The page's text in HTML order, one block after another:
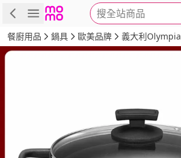
搜全站商品
商品 評價 詳情
餐廚用品 鍋具 歐美品牌 義大利Olympia